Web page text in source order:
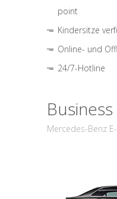
point
Kindersitze
Online- und
24/7-Hotline
Business
Mercedes-Benz